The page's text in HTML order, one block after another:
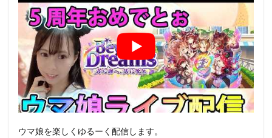
ウマ娘を楽しくゆるーく配信します。